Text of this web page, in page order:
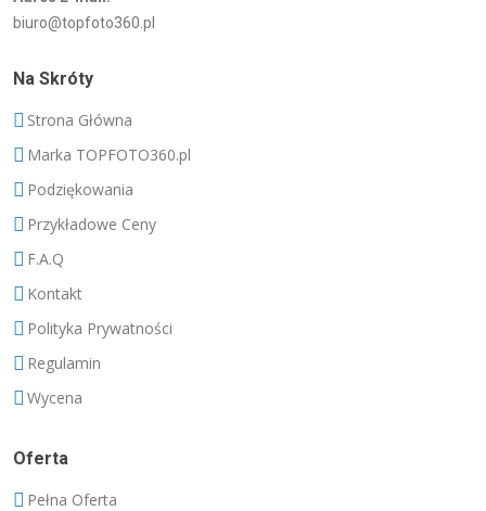
biuro@topfoto360.pl
Na Skróty
Strona Główna
Marka TOPFOTO360.pl
Podziękowania
Przykładowe Ceny
F.A.Q
Kontakt
Polityka Prywatności
Regulamin
Wycena
Oferta
Pełna Oferta